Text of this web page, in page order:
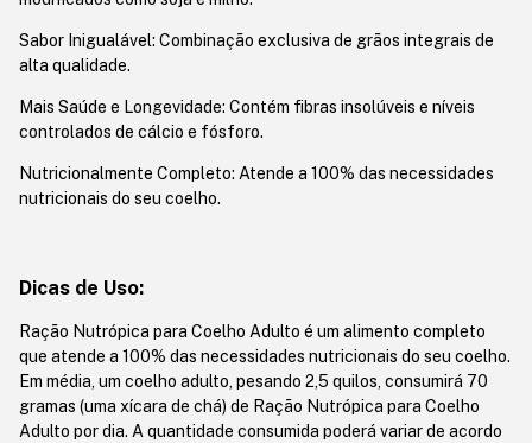
Sabor Inigualável: Combinação exclusiva de grãos integrais de
alta qualidade.
Mais Saúde e Longevidade: Contém fibras insolúveis e níveis
controlados de cálcio e fósforo.
Nutricionalmente Completo: Atende a 100% das necessidades
nutricionais do seu coelho.
Dicas de Uso:
Ração Nutrópica para Coelho Adulto é um alimento completo
que atende a 100% das necessidades nutricionais do seu coelho.
Em média, um coelho adulto, pesando 2,5 quilos, consumirá 70
gramas (uma xícara de chá) de Ração Nutrópica para Coelho
Adulto por dia. A quantidade consumida poderá variar de acordo